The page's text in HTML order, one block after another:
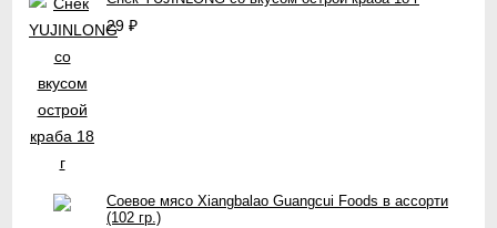
29 ₽
Соевое мясо Xiangbalao Guangcui Foods в ассорти
(102 гр.)